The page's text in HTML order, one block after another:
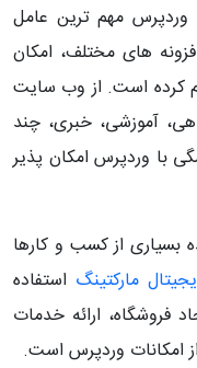
وردپرس مهم‌ ترین عامل
های مختلف، امکان
کرده است. از وب‌ سایت‌
آموزشی، خبری، چند
با وردپرس امکان‌ پذیر
بسیاری از کسب‌ و کارها
مارکتینگ استفاده
فروشگاه، ارائه خدمات
امکانات وردپرس است.